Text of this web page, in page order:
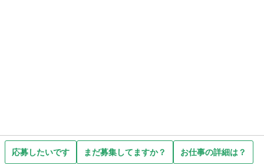
応募したいです まだ募集してますか？ お仕事の詳細は？